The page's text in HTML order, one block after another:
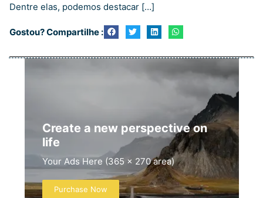
Dentre elas, podemos destacar […]
Gostou? Compartilhe :
Create a new perspective on
life
Your Ads Here (365 x 270 area)
Purchase Now